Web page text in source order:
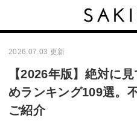
2026.07.03 更新
【2026年版】絶対に
めランキング109選。
ご紹介